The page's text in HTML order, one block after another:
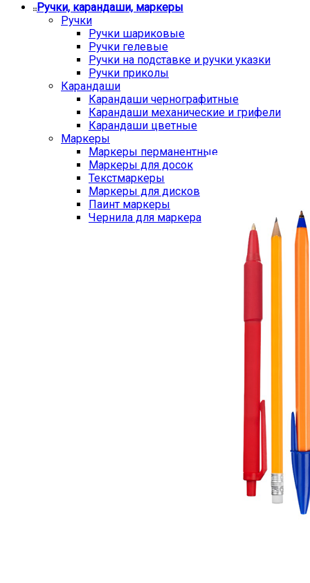
Ручки, карандаши, маркеры
Ручки
Ручки шариковые
Ручки гелевые
Ручки на подставке и ручки указки
Ручки приколы
Карандаши
Карандаши чернографитные
Карандаши механические и грифели
Карандаши цветные
Маркеры
Маркеры перманентные
Маркеры для досок
Текстмаркеры
Маркеры для дисков
Паинт маркеры
Чернила для маркера